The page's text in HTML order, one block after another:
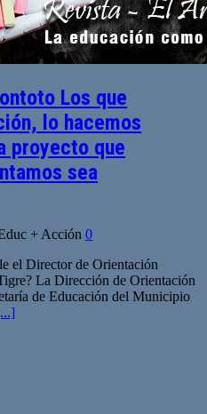
Los que
lo hacemos
proyecto que
sea
+ Acción 0
el Director de Orientación
La Dirección de Orientación
de Educación del Municipio